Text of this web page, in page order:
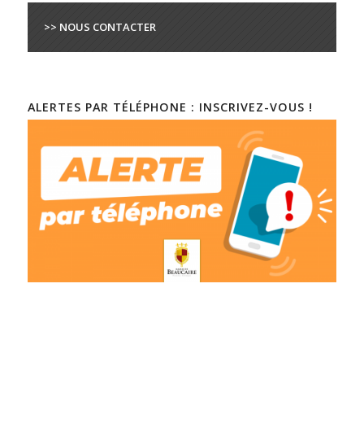
>> NOUS CONTACTER
ALERTES PAR TÉLÉPHONE : INSCRIVEZ-VOUS !